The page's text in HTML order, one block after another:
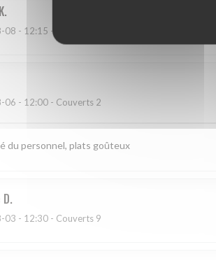
K
08 - 12:15 - Couverts 2
06 - 12:00 - Couverts 2
du personnel, plats goûteux
D
03 - 12:30 - Couverts 9